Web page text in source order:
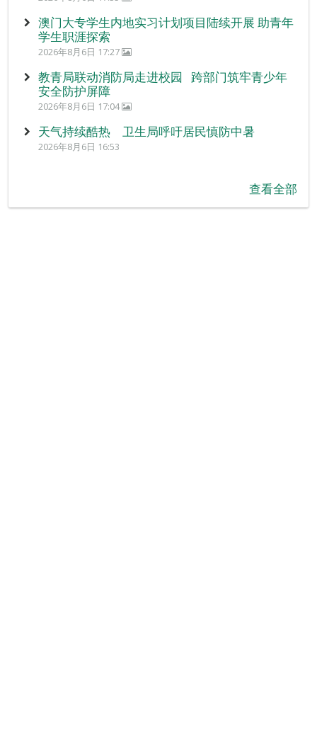
澳门大专学生内地实习计划项目陆续开展 助青年
学生职涯探索
2026年8月6日 17:27
教青局联动消防局走进校园 跨部门筑牢青少年
安全防护屏障
2026年8月6日 17:04
天气持续酷热 卫生局呼吁居民慎防中暑
2026年8月6日 16:53
查看全部